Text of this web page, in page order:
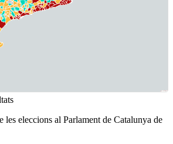
les eleccions al Parlament de Catalunya de